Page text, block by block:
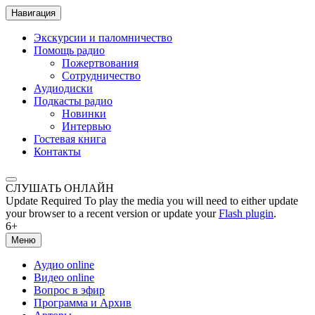
Навигация
Экскурсии и паломничество
Помощь радио
Пожертвования
Сотрудничество
Аудиодиски
Подкасты радио
Новинки
Интервью
Гостевая книга
Контакты
СЛУШАТЬ ОНЛАЙН
Update Required To play the media you will need to either update
your browser to a recent version or update yourFlash plugin.
6+
Меню
Аудио online
Видео online
Вопрос в эфир
Программа и Архив